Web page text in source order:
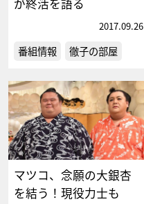
が終活を語る
2017.09.26
番組情報 徹子の部屋
マツコ、念願の大銀杏
を結う！現役力士も